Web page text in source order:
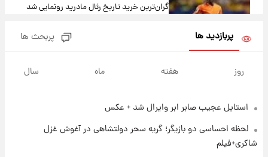
گران‌ترین خرید تاریخ رئال مادرید رونمایی شد
روزها پربارش‌تر خواهند بود؟
۱ روز پیش
شد؛ تیکدری، محبی و سرگیف با اعداد ویژه
پربازدید ها پربحث ها
روز هفته ماه سال
استایل عجیب صابر ابر وایرال شد + عکس
لحظه احساسی دو بازیگر؛ گریه سحر دولتشاهی در آغوش غزل
شاکری+فیلم